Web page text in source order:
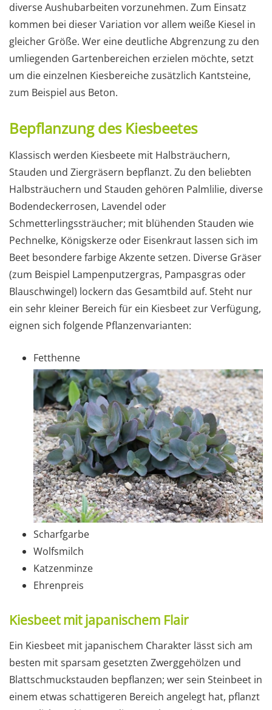
diverse Aushubarbeiten vorzunehmen. Zum Einsatz
kommen bei dieser Variation vor allem weiße Kiesel in
gleicher Größe. Wer eine deutliche Abgrenzung zu den
umliegenden Gartenbereichen erzielen möchte, setzt
um die einzelnen Kiesbereiche zusätzlich Kantsteine,
zum Beispiel aus Beton.
Bepflanzung des Kiesbeetes
Klassisch werden Kiesbeete mit Halbsträuchern,
Stauden und Ziergräsern bepflanzt. Zu den beliebten
Halbsträuchern und Stauden gehören Palmlilie, diverse
Bodendeckerrosen, Lavendel oder
Schmetterlingssträucher; mit blühenden Stauden wie
Pechnelke, Königskerze oder Eisenkraut lassen sich im
Beet besondere farbige Akzente setzen. Diverse Gräser
(zum Beispiel Lampenputzergras, Pampasgras oder
Blauschwingel) lockern das Gesamtbild auf. Steht nur
ein sehr kleiner Bereich für ein Kiesbeet zur Verfügung,
eignen sich folgende Pflanzenvarianten:
Fetthenne
Scharfgarbe
Wolfsmilch
Katzenminze
Ehrenpreis
Kiesbeet mit japanischem Flair
Ein Kiesbeet mit japanischem Charakter lässt sich am
besten mit sparsam gesetzten Zwerggehölzen und
Blattschmuckstauden bepflanzen; wer sein Steinbeet in
einem etwas schattigeren Bereich angelegt hat, pflanzt